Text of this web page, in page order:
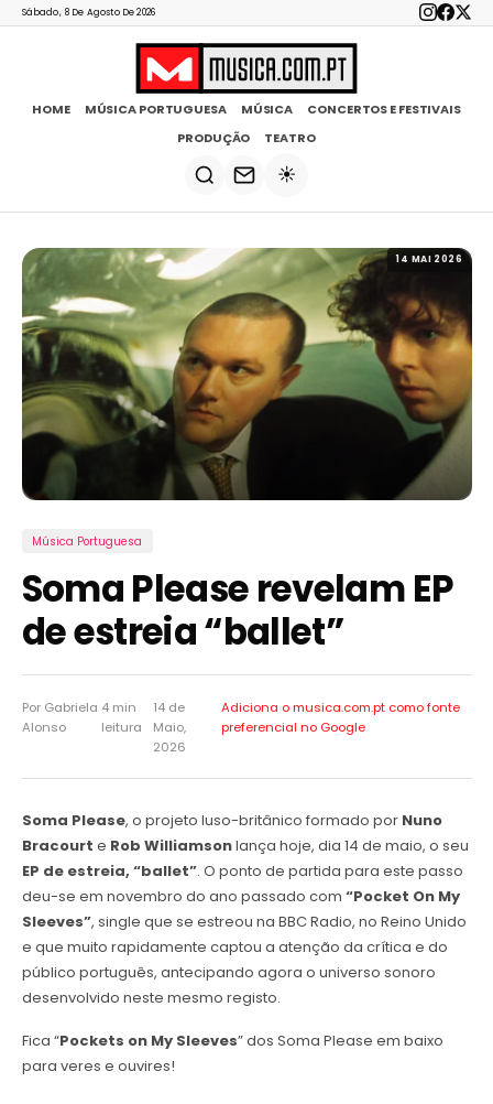
Sábado, 8 De Agosto De 2026
HOME MÚSICA PORTUGUESA MÚSICA
CONCERTOS E FESTIVAIS
PRODUÇÃO
TEATRO
☀️
14 MAI 2026
Música Portuguesa
Soma Please revelam EP
de estreia “ballet”
Por Gabriela
Alonso
4 min
leitura
14 de
Maio,
2026
Adiciona o musica.com.pt comofonte
preferencial no Google
Soma Please, o projeto luso-britânico formado por Nuno
Bracourt e Rob Williamsonlança hoje, dia 14 de maio, o seu
EP de estreia, “ballet”. O ponto de partida para este passo
deu-se em novembro do ano passado com “Pocket On My
Sleeves”, single que se estreou na BBC Radio, no Reino Unido
e que muito rapidamente captou a atenção da crítica e do
público português, antecipando agora o universo sonoro
desenvolvido neste mesmo registo.
Fica “Pockets on My Sleeves” dos Soma Please em baixo
para veres e ouvires!